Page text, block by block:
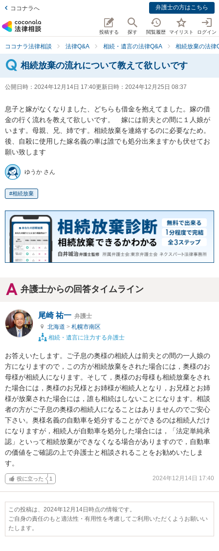
ココナラへ 弁護士の方はこちら
投稿する 探す 閲覧履歴 マイリスト ログイン
ココナラ法律相談 法律Q&A 相続・遺言の法律Q&A 相続放棄の法律
相続放棄の流れについて教えて欲しいです
公開日時： 2024年12月14日 17:40更新日時： 2024年12月25日 08:37
息子と嫁がなくなりました、どちらも借金を抱えてました。嫁の借
金の行く流れを教えて欲しいです。　嫁には前夫との間に１人娘が
います。母親、兄、姉です。相続放棄を連絡するのに必要なため。
後、自殺に使用した嫁名義の車は誰でも処分出来ますかも伏せてお
願い致します
ゆうか さん
相続放棄
弁護士からの回答タイムライン
尾崎 祐一 弁護士
北海道 > 札幌市南区
相続・遺言に注力する弁護士
お答えいたします。ご子息の奥様の相続人は前夫との間の一人娘の
方になりますので，この方が相続放棄をされた場合には，奥様のお
母様が相続人になります。そして，奥様のお母様も相続放棄をされ
た場合には，奥様のお兄様とお姉様が相続人となり，お兄様とお姉
様が放棄された場合には，誰も相続はしないことになります。相談
者の方がご子息の奥様の相続人になることはありませんのでご安心
下さい。奥様名義の自動車を処分することができるのは相続人だけ
になりますが，相続人が自動車を処分した場合には，「法定単純承
認」といって相続放棄ができなくなる場合がありますので，自動車
の価値をご確認の上で弁護士と相談されることをお勧めいたしま
す。
役に立った 1 2024年12月14日 17:40
この投稿は、2024年12月14日時点の情報です。
ご自身の責任のもと適法性・有用性を考慮してご利用いただくようお願いい
たします。